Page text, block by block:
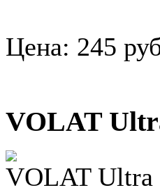
Цена: 245
VOLAT
VOLAT Ultra